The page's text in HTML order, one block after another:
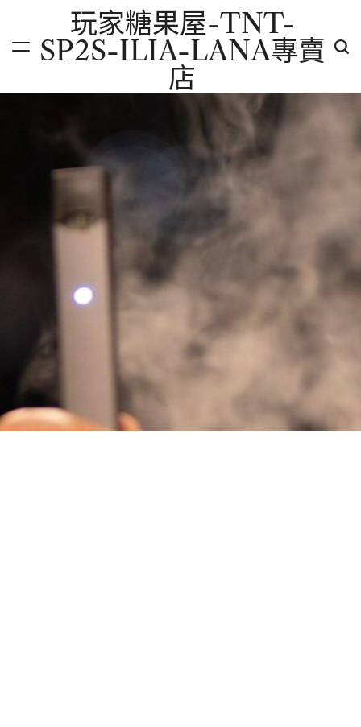
content
玩家糖果屋-TNT-
SP2S-ILIA-LANA專賣
店